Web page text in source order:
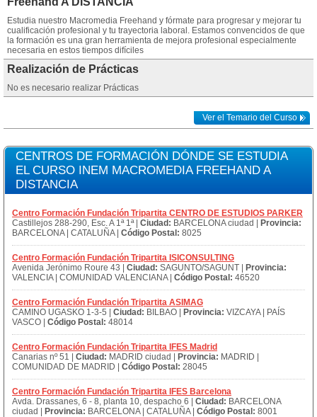
Estudia nuestro Macromedia Freehand y fórmate para progresar y mejorar tu
cualificación profesional y tu trayectoria laboral. Estamos convencidos de que
la formación es una gran herramienta de mejora profesional especialmente
necesaria en estos tiempos difíciles
Realización de Prácticas
No es necesario realizar Prácticas
Ver el Temario del Curso
CENTROS DE FORMACIÓN DÓNDE SE ESTUDIA
EL CURSO INEM MACROMEDIA FREEHAND A
DISTANCIA
Centro Formación Fundación Tripartita CENTRO DE ESTUDIOS PARKER
Castillejos 288-290, Esc. A 1ª 1ª | Ciudad: BARCELONA ciudad |
Provincia:
BARCELONA | CATALUÑA | Código Postal: 8025
Centro Formación Fundación Tripartita ISICONSULTING
Avenida Jerónimo Roure 43 | Ciudad: SAGUNTO/SAGUNT |
Provincia:
VALENCIA | COMUNIDAD VALENCIANA | Código Postal: 46520
Centro Formación Fundación Tripartita ASIMAG
CAMINO UGASKO 1-3-5 | Ciudad: BILBAO | Provincia: VIZCAYA | PAÍS
VASCO | Código Postal: 48014
Centro Formación Fundación Tripartita IFES Madrid
Canarias nº 51 | Ciudad: MADRID ciudad | Provincia: MADRID |
COMUNIDAD DE MADRID | Código Postal: 28045
Centro Formación Fundación Tripartita IFES Barcelona
Avda. Drassanes, 6 - 8, planta 10, despacho 6 | Ciudad: BARCELONA
ciudad |
Provincia: BARCELONA | CATALUÑA | Código Postal: 8001